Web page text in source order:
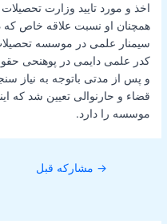
اخذ و مورد تایید وزارت
همچنان او نسبت علاقه خاص
سیمنار علمی در موسسه
کدر علمی دایمی در پوهنحی
و پس از مدتی باتوجه به نیاز
قضاء و حارنوالی تعیین شد که
موسسه را دارد.
→ مشارکه قبل